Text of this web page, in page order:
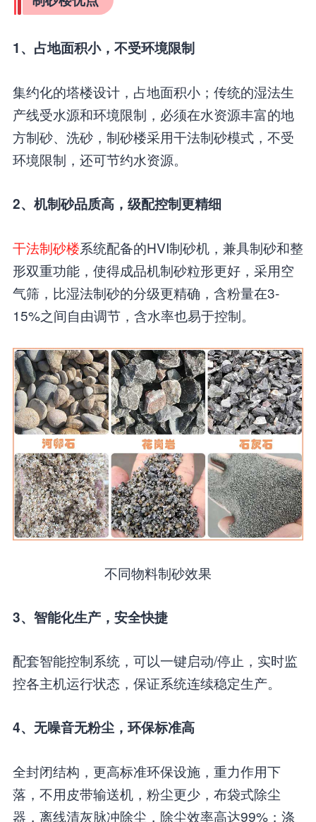
1、占地面积小，不受环境限制
集约化的塔楼设计，占地面积小；传统的湿法生
产线受水源和环境限制，必须在水资源丰富的地
方制砂、洗砂，制砂楼采用干法制砂模式，不受
环境限制，还可节约水资源。
2、机制砂品质高，级配控制更精细
干法制砂楼系统配备的HVI制砂机，兼具制砂和整
形双重功能，使得成品机制砂粒形更好，采用空
气筛，比湿法制砂的分级更精确，含粉量在3-
15%之间自由调节，含水率也易于控制。
不同物料制砂效果
3、智能化生产，安全快捷
配套智能控制系统，可以一键启动/停止，实时监
控各主机运行状态，保证系统连续稳定生产。
4、无噪音无粉尘，环保标准高
全封闭结构，更高标准环保设施，重力作用下
落，不用皮带输送机，粉尘更少，布袋式除尘
器，离线清灰脉冲除尘，除尘效率高达99%；涤